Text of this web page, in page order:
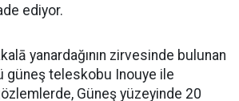
ediyor.
yanardağının zirvesinde bulunan
güneş teleskobu Inouye ile
Güneş yüzeyinde 20